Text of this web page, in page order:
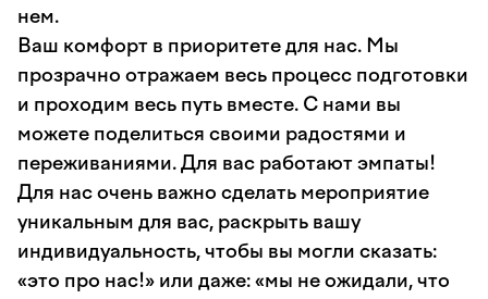
нем.
Ваш комфорт в приоритете для нас. Мы
прозрачно отражаем весь процесс подготовки
и проходим весь путь вместе. С нами вы
можете поделиться своими радостями и
переживаниями. Для вас работают эмпаты!
Для нас очень важно сделать мероприятие
уникальным для вас, раскрыть вашу
индивидуальность, чтобы вы могли сказать:
«это про нас!» или даже: «мы не ожидали, что